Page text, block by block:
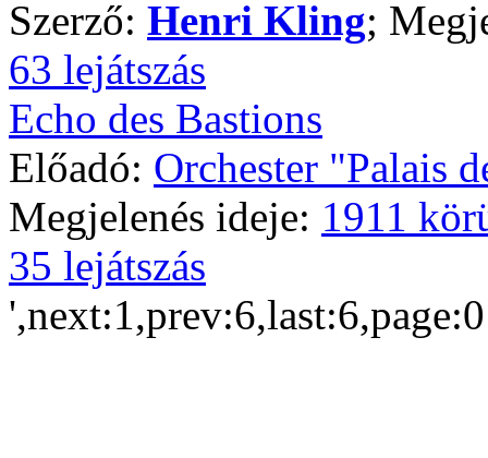
Szerző: Henri Kling;
63 lejátszás
Echo des Bastions
Előadó: Orchester "Palais
Megjelenés ideje: 1911
35 lejátszás